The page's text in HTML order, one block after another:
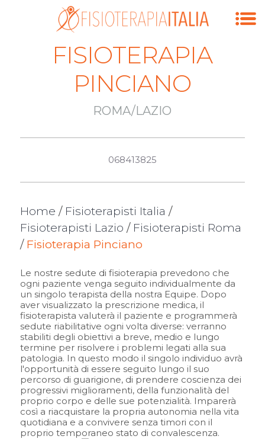
FISIOTERAPIA
PINCIANO
ROMA/LAZIO
068413825
Home / Fisioterapisti Italia /
Fisioterapisti Lazio / Fisioterapisti Roma
/ Fisioterapia Pinciano
Le nostre sedute di fisioterapia prevedono che
ogni paziente venga seguito individualmente da
un singolo terapista della nostra Equipe. Dopo
aver visualizzato la prescrizione medica, il
fisioterapista valuterà il paziente e programmerà
sedute riabilitative ogni volta diverse: verranno
stabiliti degli obiettivi a breve, medio e lungo
termine per risolvere i problemi legati alla sua
patologia. In questo modo il singolo individuo avrà
l'opportunità di essere seguito lungo il suo
percorso di guarigione, di prendere coscienza dei
progressivi miglioramenti, della funzionalità del
proprio corpo e delle sue potenzialità. Imparerà
così a riacquistare la propria autonomia nella vita
quotidiana e a convivere senza timori con il
proprio temporaneo stato di convalescenza.